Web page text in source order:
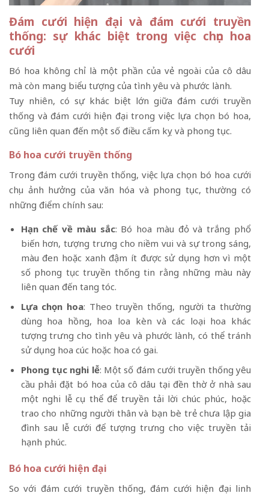
Đám cưới hiện đại và đám cưới truyền
thống: sự khác biệt trong việc chọn hoa
cưới
Bó hoa không chỉ là một phần của vẻ ngoài của cô dâu
mà còn mang biểu tượng của tình yêu và phước lành.
Tuy nhiên, có sự khác biệt lớn giữa đám cưới truyền
thống và đám cưới hiện đại trong việc lựa chọn bó hoa,
cũng liên quan đến một số điều cấm kỵ và phong tục.
Bó hoa cưới truyền thống
Trong đám cưới truyền thống, việc lựa chọn bó hoa cưới
chịu ảnh hưởng của văn hóa và phong tục, thường có
những điểm chính sau:
Hạn chế về màu sắc: Bó hoa màu đỏ và trắng phổ
biến hơn, tượng trưng cho niềm vui và sự trong sáng,
màu đen hoặc xanh đậm ít được sử dụng hơn vì một
số phong tục truyền thống tin rằng những màu này
liên quan đến tang tóc.
Lựa chọn hoa: Theo truyền thống, người ta thường
dùng hoa hồng, hoa loa kèn và các loại hoa khác
tượng trưng cho tình yêu và phước lành, có thể tránh
sử dụng hoa cúc hoặc hoa có gai.
Phong tục nghi lễ: Một số đám cưới truyền thống yêu
cầu phải đặt bó hoa của cô dâu tại đền thờ ở nhà sau
một nghi lễ cụ thể để truyền tải lời chúc phúc, hoặc
trao cho những người thân và bạn bè trẻ chưa lập gia
đình sau lễ cưới để tượng trưng cho việc truyền tải
hạnh phúc.
Bó hoa cưới hiện đại
So với đám cưới truyền thống, đám cưới hiện đại linh